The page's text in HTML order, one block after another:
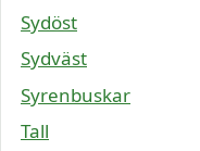
Sydöst
Sydväst
Syrenbuskar
Tall